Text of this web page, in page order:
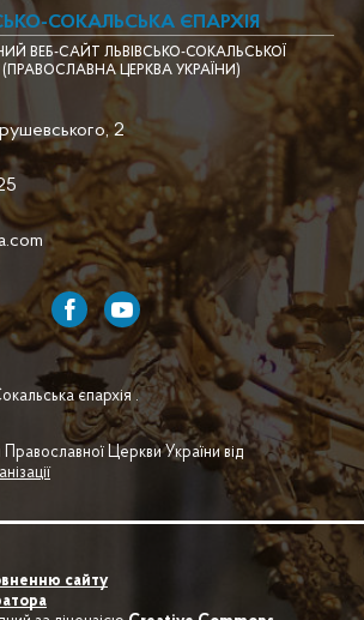
СОКАЛЬСЬКА ЄПАРХІЯ
ВЕБ-САЙТ ЛЬВІВСЬКО-СОКАЛЬСЬКОЇ
(ПРАВОСЛАВНА ЦЕРКВА УКРАЇНИ)
2
єпархія .
Православної Церкви України від
сайту